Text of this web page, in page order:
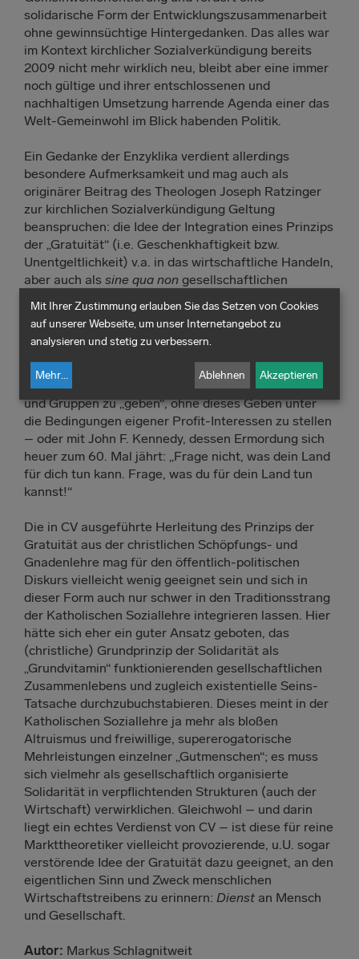
solidarische Form der Entwicklungszusammenarbeit
ohne gewinnsüchtige Hintergedanken. Das alles war
im Kontext kirchlicher Sozialverkündigung bereits
2009 nicht mehr wirklich neu, bleibt aber eine immer
noch gültige und ihrer entschlossenen und
nachhaltigen Umsetzung harrende Agenda einer das
Welt-Gemeinwohl im Blick habenden Politik.
Ein Gedanke der Enzyklika verdient allerdings
besondere Aufmerksamkeit und mag auch als
originärer Beitrag des Theologen Joseph Ratzinger
zur kirchlichen Sozialverkündigung Geltung
beanspruchen: die Idee der Integration eines Prinzips
der „Gratuität“ (i.e. Geschenkhaftigkeit bzw.
Unentgeltlichkeit) v.a. in das wirtschaftliche Handeln,
aber auch als sine qua non gesellschaftlichen
Interaktionen, die nur im Prinzip des marktkonformen
Austauschs warenförmiger und also handelbarer
Leistungen gründen, ein allzu schwaches Fundament.
Eine wahrhaft humane Gesellschaft steht und fällt
vielmehr mit der Bereitschaft von Einzelpersonen
und Gruppen zu „geben“, ohne dieses Geben unter
die Bedingungen eigener Profit-Interessen zu stellen
– oder mit John F. Kennedy, dessen Ermordung sich
heuer zum 60. Mal jährt: „Frage nicht, was dein Land
für dich tun kann. Frage, was du für dein Land tun
kannst!“
Die in CV ausgeführte Herleitung des Prinzips der
Gratuität aus der christlichen Schöpfungs- und
Gnadenlehre mag für den öffentlich-politischen
Diskurs vielleicht wenig geeignet sein und sich in
dieser Form auch nur schwer in den Traditionsstrang
der Katholischen Soziallehre integrieren lassen. Hier
hätte sich eher ein guter Ansatz geboten, das
(christliche) Grundprinzip der Solidarität als
„Grundvitamin“ funktionierenden gesellschaftlichen
Zusammenlebens und zugleich existentielle Seins-
Tatsache durchzubuchstabieren. Dieses meint in der
Katholischen Soziallehre ja mehr als bloßen
Altruismus und freiwillige, supererogatorische
Mehrleistungen einzelner „Gutmenschen“; es muss
sich vielmehr als gesellschaftlich organisierte
Solidarität in verpflichtenden Strukturen (auch der
Wirtschaft) verwirklichen. Gleichwohl – und darin
liegt ein echtes Verdienst von CV – ist diese für reine
Markttheoretiker vielleicht provozierende, u.U. sogar
verstörende Idee der Gratuität dazu geeignet, an den
eigentlichen Sinn und Zweck menschlichen
Wirtschaftstreibens zu erinnern: Dienst an Mensch
und Gesellschaft.
Autor: Markus Schlagnitweit
Mit Ihrer Zustimmung erlauben Sie das Setzen von Cookies
auf unserer Webseite, um unser Internetangebot zu
analysieren und stetig zu verbessern.
Mehr... Ablehnen Akzeptieren